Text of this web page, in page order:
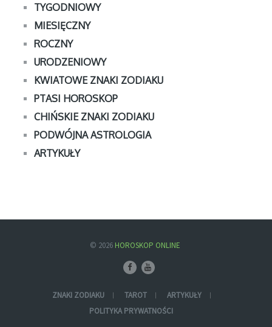
TYGODNIOWY
MIESIĘCZNY
ROCZNY
URODZENIOWY
KWIATOWE ZNAKI ZODIAKU
PTASI HOROSKOP
CHIŃSKIE ZNAKI ZODIAKU
PODWÓJNA ASTROLOGIA
ARTYKUŁY
© 2026 HOROSKOP ONLINE
ZNAKI ZODIAKU TAROT
ARTYKUŁY
POLITYKA PRYWATNOŚCI